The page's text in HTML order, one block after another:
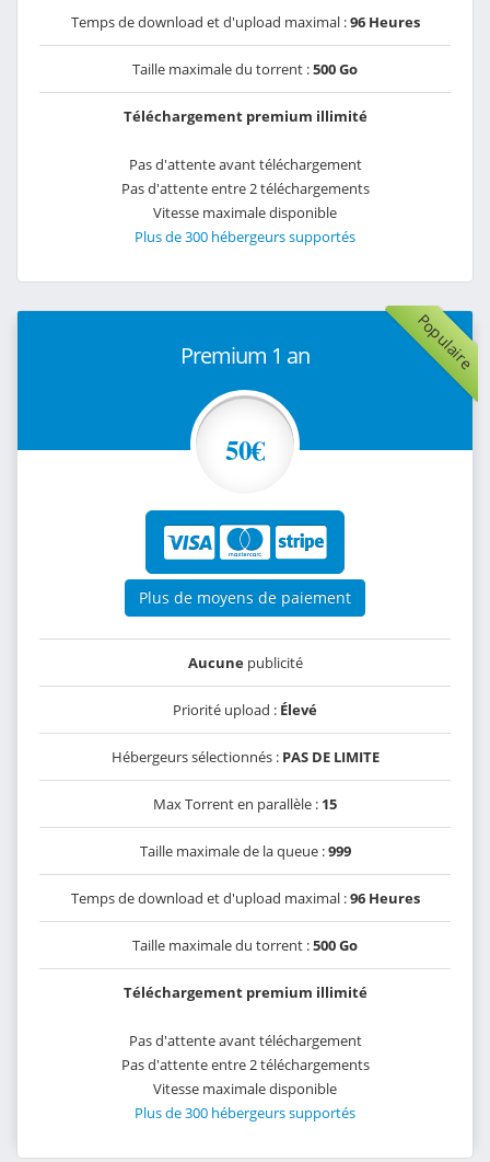
Temps de download et d'upload maximal :96 Heures
Taille maximale du torrent :500 Go
Téléchargement premium illimité
Pas d'attente avant téléchargement
Pas d'attente entre 2 téléchargements
Vitesse maximale disponible
Plus de 300 hébergeurs supportés
Populaire
Premium 1 an
50€
Plus de moyens de paiement
Aucunepublicité
Priorité upload : Élevé
Hébergeurs sélectionnés : PAS DE LIMITE
Max Torrent en parallèle : 15
Taille maximale de la queue :999
Temps de download et d'upload maximal :96 Heures
Taille maximale du torrent :500 Go
Téléchargement premium illimité
Pas d'attente avant téléchargement
Pas d'attente entre 2 téléchargements
Vitesse maximale disponible
Plus de 300 hébergeurs supportés